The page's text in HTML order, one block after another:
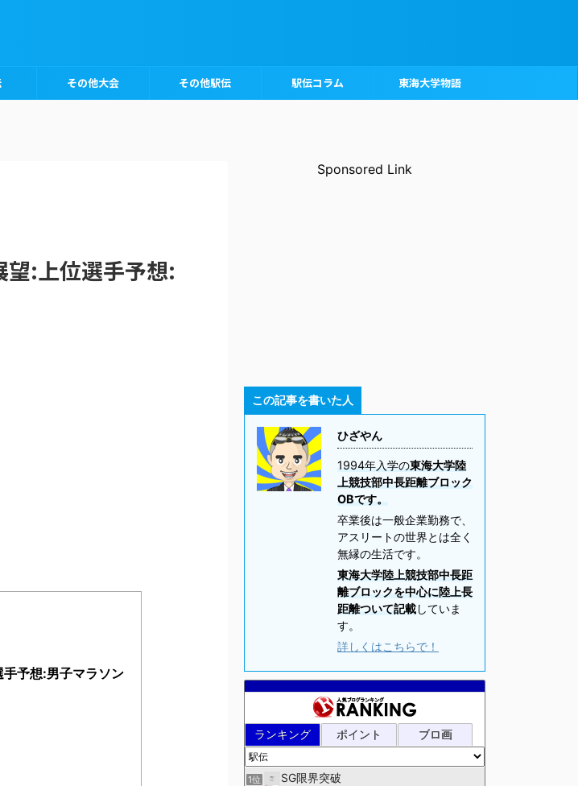
その他大会 その他駅伝 駅伝コラム 東海大学物語
望:上位選手予想:
予想:男子マラソン
Sponsored Link
この記事を書いた人
ひざやん
1994年入学の東海大学陸
上競技部中長距離ブロック
OBです。
卒業後は一般企業勤務で、
アスリートの世界とは全く
無縁の生活です。
東海大学陸上競技部中長距
離ブロックを中心に陸上長
距離ついて記載していま
す。
詳しくはこちらで！
ランキング ポイント ブロ画
1位 SG限界突破